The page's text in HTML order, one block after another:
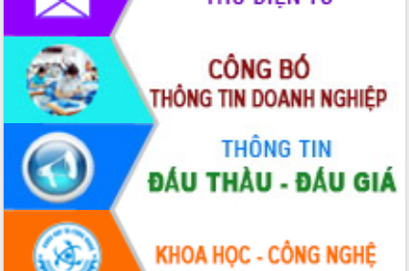
Hội nghị triển khai kết nối mạng
truyền số liệu chuyên dùng phục vụ cơ
quan Đảng, Nhà nước
Lễ phát động chuỗi hoạt động chung
tay làm sạch môi trường
Xã Ea Kar bước chuyển mình trong
công tác cải cách hành chính mô hình
mới
UBND tỉnh họp báo định kỳ tháng 4
năm 2026
Hội thảo khoa học “Giải pháp thúc đẩy
phát triển nền kinh tế xanh tại tỉnh
Đắk Lắk”